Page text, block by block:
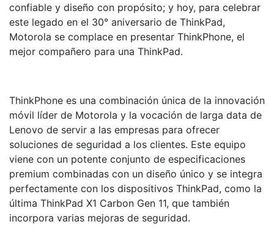
confiable y diseño con propósito; y hoy, para celebrar
este legado en el 30° aniversario de ThinkPad,
Motorola se complace en presentar ThinkPhone, el
mejor compañero para una ThinkPad.
ThinkPhone es una combinación única de la innovación
móvil líder de Motorola y la vocación de larga data de
Lenovo de servir a las empresas para ofrecer
soluciones de seguridad a los clientes. Este equipo
viene con un potente conjunto de especificaciones
premium combinadas con un diseño único y se integra
perfectamente con los dispositivos ThinkPad, como la
última ThinkPad X1 Carbon Gen 11, que también
incorpora varias mejoras de seguridad.